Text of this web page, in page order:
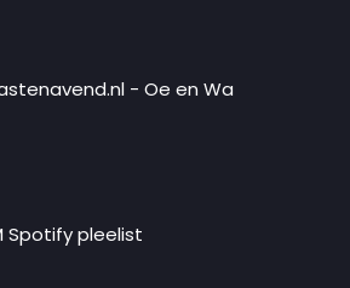
- Oe en Wa
Spotify pleelist